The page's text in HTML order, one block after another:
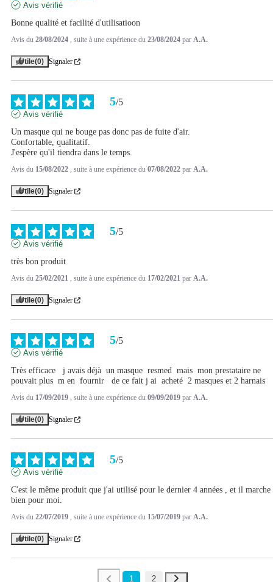
Avis vérifié
Bonne qualité et facilité d'utilisatioon
Avis du 28/08/2024 , suite à une expérience du 23/08/2024 par A.A.
Utile(0) Signaler
5/5
Avis vérifié
Un masque qui ne bouge pas donc pas de fuite d'air.
Confortable, qualitatif.
J'espère qu'il tiendra dans le temps.
Avis du 15/08/2022 , suite à une expérience du 07/08/2022 par A.A.
Utile(0) Signaler
5/5
Avis vérifié
très bon produit
Avis du 25/02/2021 , suite à une expérience du 17/02/2021 par A.A.
Utile(0) Signaler
5/5
Avis vérifié
Très efficace   j avais déjà  un masque  resmed  mais  mon prestataire ne
pouvait plus  m en  fournir   de ce fait j ai  acheté  2 masques et 2 harnais
Avis du 17/09/2019 , suite à une expérience du 09/09/2019 par A.A.
Utile(0) Signaler
5/5
Avis vérifié
C'est le même produit que j'ai utilisé pour le dernier 4 années , et il marche
bien pour moi.
Avis du 22/07/2019 , suite à une expérience du 15/07/2019 par A.A.
Utile(0) Signaler
1 2